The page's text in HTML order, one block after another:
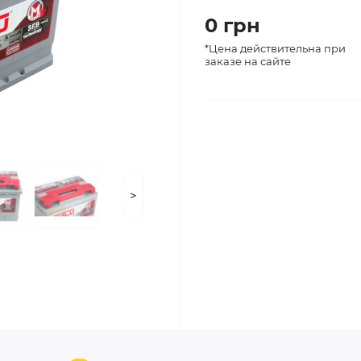
>
0 грн
*Цена действительна при
заказе на сайте